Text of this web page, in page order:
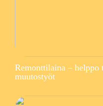
Remonttilaina – helppo
muutostyöt